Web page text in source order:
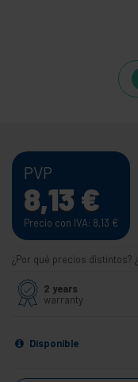
PVP
8,13 €
Precio con IVA: 8,13 €
¿Por qué precios distintos?
2 years
warranty
Disponible